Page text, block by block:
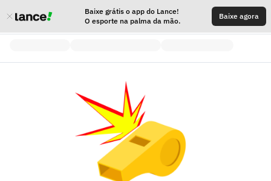
Baixe grátis o app do Lance!
O esporte na palma da mão.
Baixe agora